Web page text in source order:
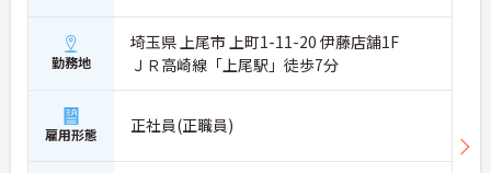
勤務地
埼玉県 上尾市 上町1-11-20 伊藤店舗1F
ＪＲ高崎線「上尾駅」徒歩7分
雇用形態 正社員(正職員)